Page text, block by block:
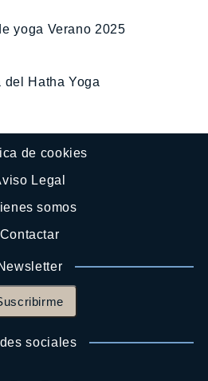
yoga Verano 2025
Hatha Yoga
de cookies
Legal
somos
Contactar
sociales